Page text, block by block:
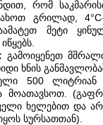
რომ
გრილად,
მეტი
გამოიყენეთ
ხნის
500 ლიტრიან
მოათავსოთ.
ხელებით და
სურსათთან).